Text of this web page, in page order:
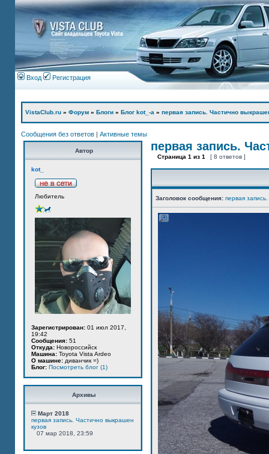
Вход Регистрация
VistaClub.ru » Форум » Блоги » Блог kot_-а » первая запись. Частично
Сообщения без ответов | Активные темы
Автор
kot_
Любитель
Зарегистрирован: 01 июл 2017,
19:42
Сообщения: 51
Откуда: Новороссийск
Машина: Toyota Vista Ardeo
О машине: диванчик =)
Блог: Посмотреть блог (1)
Архивы
Март 2018
первая запись. Частично выкрашен
кузов
07 мар 2018, 23:59
первая запись.
Страница 1 из 1 [ 8 ответов ]
Заголовок сообщения: первая